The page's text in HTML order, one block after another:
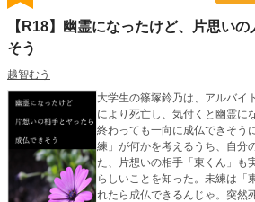
【R18】幽霊になったけど、片思い
そう
越智むう
大学生の篠塚鈴乃は、アルバイ
により死亡し、気付くと幽霊に
終わっても一向に成仏できそう
練」が何かを考えるうち、自分
た、片想いの相手「東くん」も
らしいことを知った。未練は
れたら成仏できるんじゃ。突然